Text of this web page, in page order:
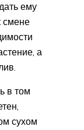
ему
смене
а
в том
сухом